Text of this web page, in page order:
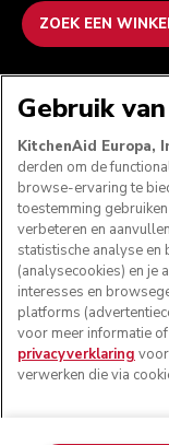
ZOEK EEN
Gebruik
KitchenAid Europa,
derden om de
browse-ervaring te
toestemming
verbeteren en
statistische analyse en
(analysecookies) en je
interesses en
platforms
voor meer informatie
privacyverklaring
verwerken die via